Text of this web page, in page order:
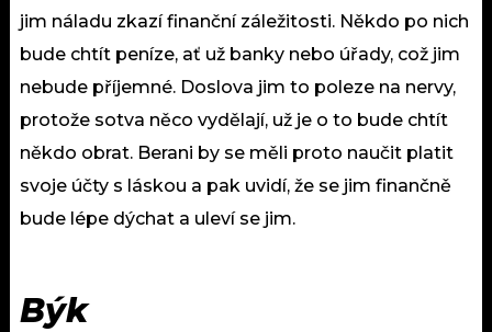
jim náladu zkazí finanční záležitosti. Někdo po nich
bude chtít peníze, ať už banky nebo úřady, což jim
nebude příjemné. Doslova jim to poleze na nervy,
protože sotva něco vydělají, už je o to bude chtít
někdo obrat. Berani by se měli proto naučit platit
svoje účty s láskou a pak uvidí, že se jim finančně
bude lépe dýchat a uleví se jim.
Býk